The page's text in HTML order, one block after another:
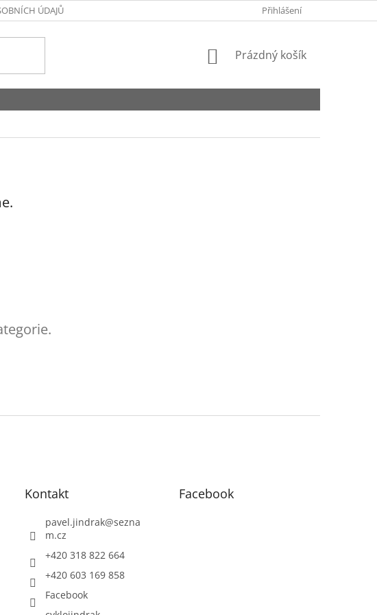
ÚDAJŮ Přihlášení
NÁKUPNÍ
Prázdný košík
Kontakt
pavel.jindrak@sezna
m.cz
+420 318 822 664
+420 603 169 858
Facebook
Facebook